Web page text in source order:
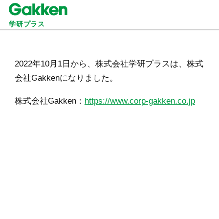
学研プラス
2022年10月1日から、株式会社学研プラスは、株式
会社Gakkenになりました。
株式会社Gakken： https://www.corp-gakken.co.jp